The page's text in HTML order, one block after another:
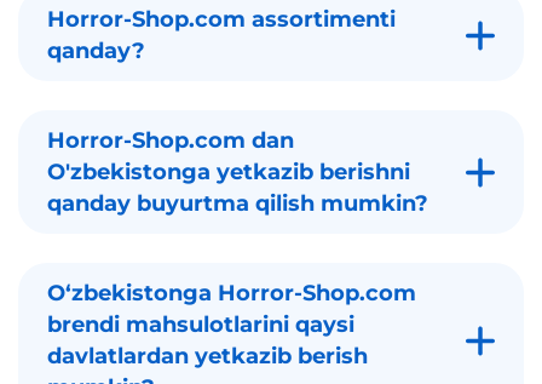
Horror-Shop.com assortimenti
qanday?
Horror-Shop.com dan
O'zbekistonga yetkazib berishni
qanday buyurtma qilish mumkin?
Oʻzbekistonga Horror-Shop.com
brendi mahsulotlarini qaysi
davlatlardan yetkazib berish